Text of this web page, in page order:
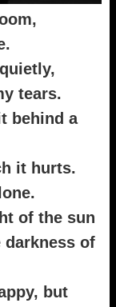
tears.
behind a
it hurts.
of the sun
darkness of
but